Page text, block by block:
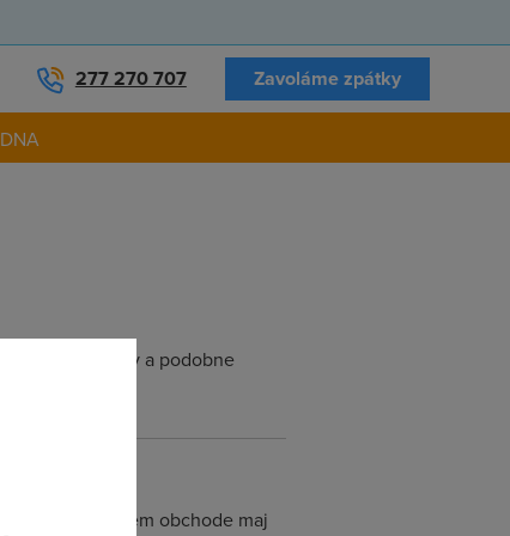
277 270 707 Zavoláme zpátky
xavi, d-linky a podobne
ze v kazdem obchode maj